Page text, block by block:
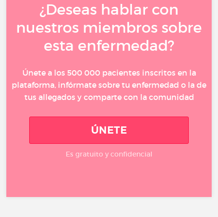
¿Deseas hablar con
nuestros miembros sobre
esta enfermedad?
Únete a los 500 000 pacientes inscritos en la
plataforma, infórmate sobre tu enfermedad o la de
tus allegados y comparte con la comunidad
ÚNETE
Es gratuito y confidencial